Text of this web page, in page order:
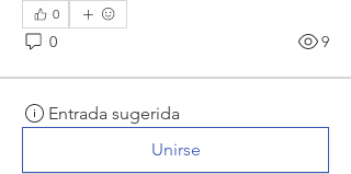
0
0 9
Entrada sugerida
Unirse